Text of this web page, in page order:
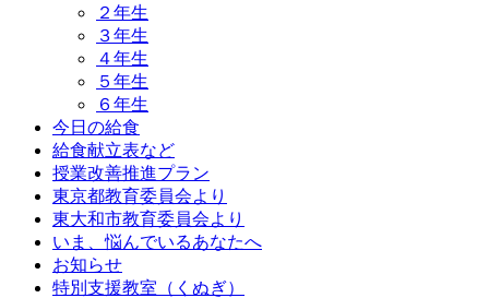
２年生
３年生
４年生
５年生
６年生
今日の給食
給食献立表など
授業改善推進プラン
東京都教育委員会より
東大和市教育委員会より
いま、悩んでいるあなたへ
お知らせ
特別支援教室（くぬぎ）